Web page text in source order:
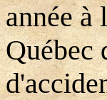
année
Québec